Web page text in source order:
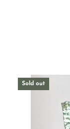
Sold out